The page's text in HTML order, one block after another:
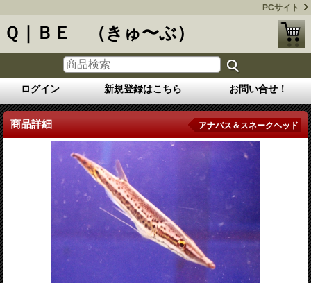
PCサイト
Ｑ｜ＢＥ （きゅ〜ぶ）
ログイン 新規登録はこちら お問い合せ！
商品詳細 アナバス＆スネークヘッド